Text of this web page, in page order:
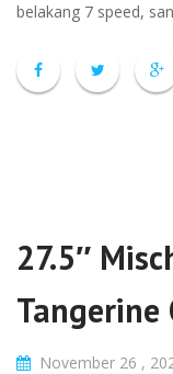
belakang 7 speed,
27.5″
Tangerine
November 26 ,